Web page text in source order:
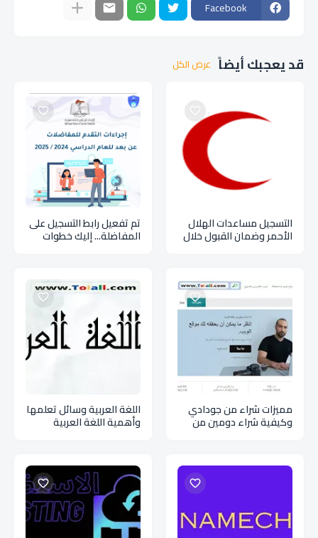
Facebook
قد يعجبك أيضاً عرض الكل
التسجيل مساعدات الهلال
الأحمر وضمان القبول خلال
دقائق Red Crescent
تم تفعيل رابط التسجيل على
المفاضلة... إليك خطوات
التسجيل على المفاضلة
مميزات شراء من جودادي
وكيفية شراء دومين من
جودادي
اللغة العربية وسائل تعلمها
وأهمية اللغة العربية